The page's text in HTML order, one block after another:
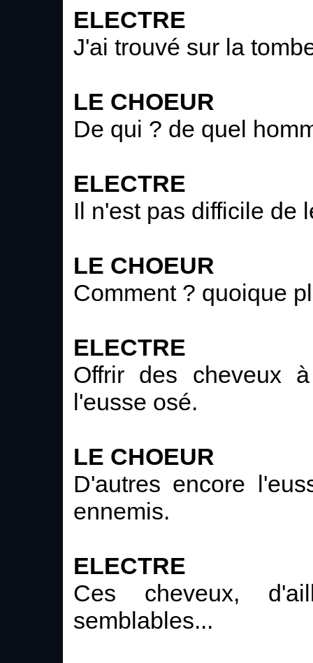
ELECTRE
J'ai trouvé sur la
LE CHOEUR
De qui ? de quel
ELECTRE
Il n'est pas difficile de
LE CHOEUR
Comment ? quoique
ELECTRE
Offrir des cheveux
l'eusse osé.
LE CHOEUR
D'autres encore
ennemis.
ELECTRE
Ces cheveux,
semblables...